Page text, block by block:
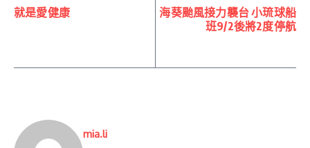
就是愛健康
海葵颱風接力襲台 小琉球船
班9/2後將2度停航
mia.li